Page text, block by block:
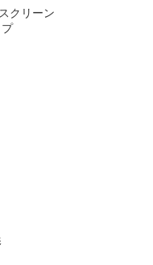
クリーン